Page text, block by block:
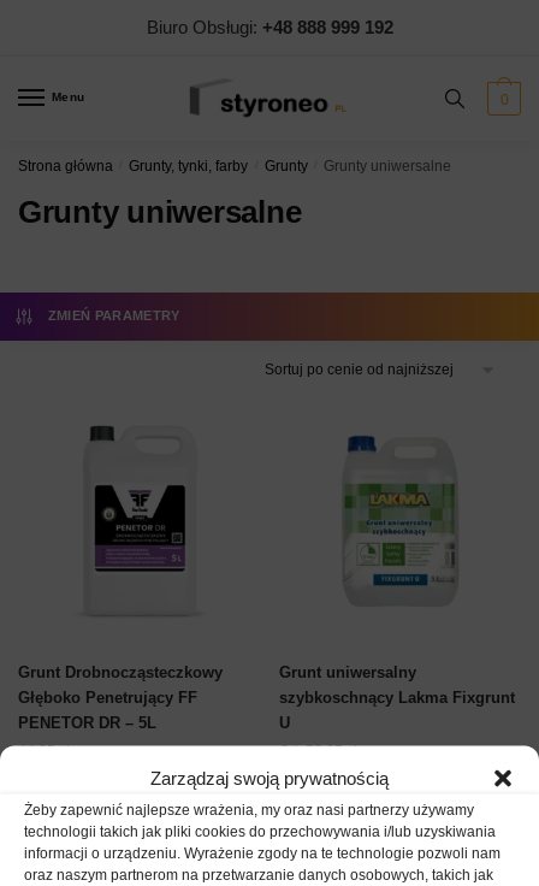
Zarządzaj swoją prywatnością
Żeby zapewnić najlepsze wrażenia, my oraz nasi partnerzy używamy
technologii takich jak pliki cookies do przechowywania i/lub uzyskiwania
informacji o urządzeniu. Wyrażenie zgody na te technologie pozwoli nam
oraz naszym partnerom na przetwarzanie danych osobowych, takich jak
Biuro Obsługi: +48 888 999 192
Menu 0
Strona główna Grunty, tynki, farby Grunty Grunty uniwersalne
Grunty uniwersalne
ZMIEŃ PARAMETRY
Grunt Drobnocząsteczkowy
Głęboko Penetrujący FF
PENETOR DR – 5L
44,25złop.
Grunt uniwersalny
szybkoschnący Lakma Fixgrunt
U
Od:52,27złop.
Ten
produkt
ma
wariantów.
Opcje
można
wybrać